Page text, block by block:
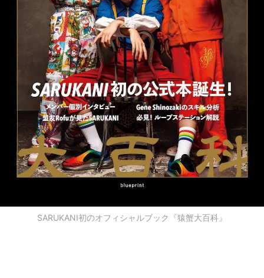
SARUKANI初のオフィシャルブック『猿蟹大百科』